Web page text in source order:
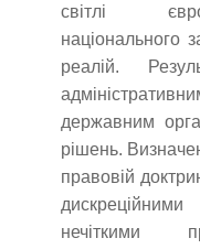
світлі
національного
реалій.
державним
рішень.
правовій
нечіткими